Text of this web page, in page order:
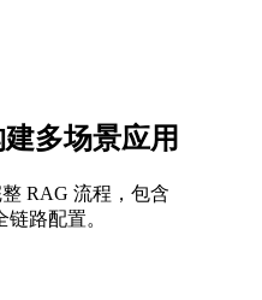
多场景应用
RAG 流程，包含
链路配置。